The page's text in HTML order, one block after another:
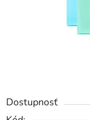
Dostupnosť